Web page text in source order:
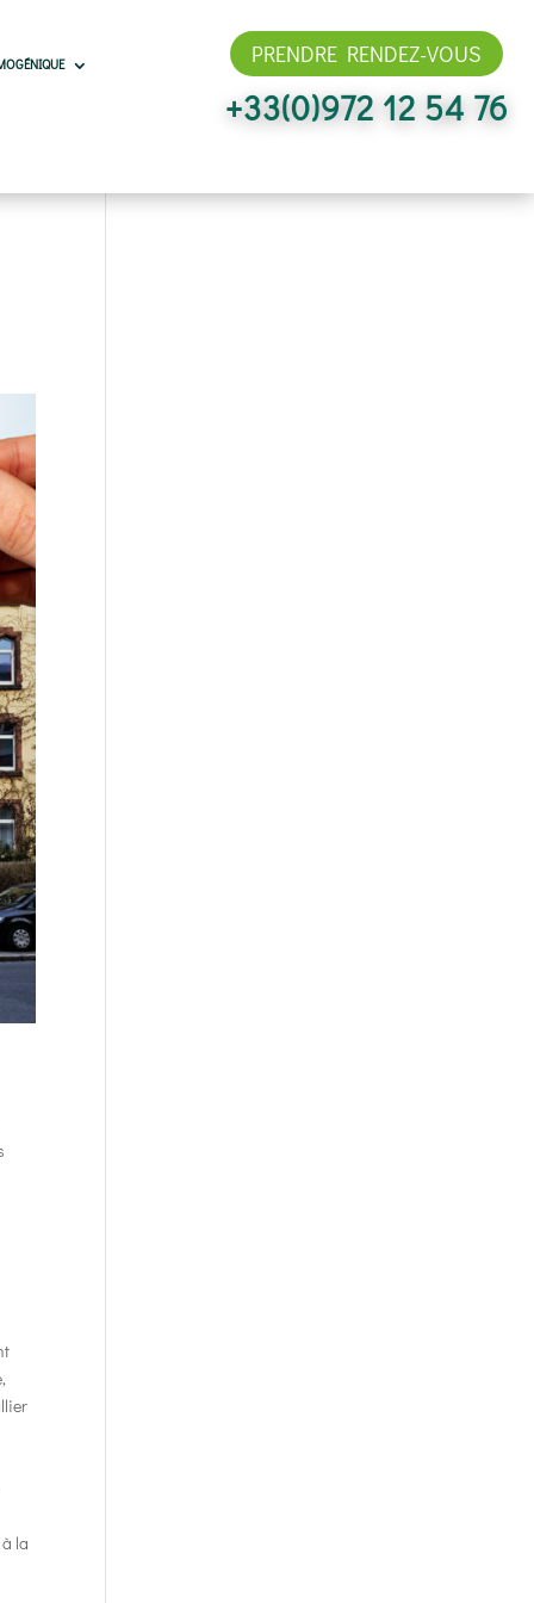
PRENDRE RENDEZ-VOUS
+33(0)972 12 54 76
la